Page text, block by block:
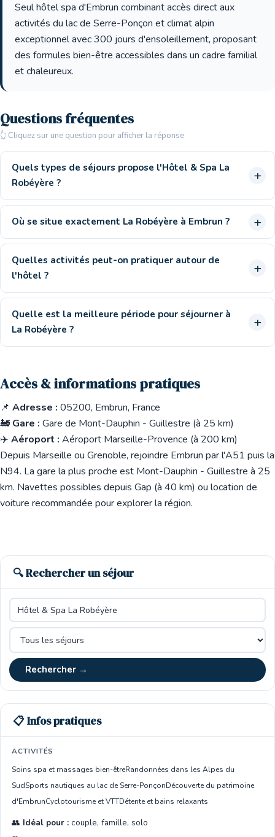
Seul hôtel spa d'Embrun combinant accès direct aux
activités du lac de Serre-Ponçon et climat alpin
exceptionnel avec 300 jours d'ensoleillement, proposant
des formules bien-être accessibles dans un cadre familial
et chaleureux.
Questions fréquentes
👆 Cliquez sur une question pour afficher la réponse
Quels types de séjours propose l'Hôtel & Spa La
Robéyère ?
Où se situe exactement La Robéyère à Embrun ?
Quelles activités peut-on pratiquer autour de
l'hôtel ?
Quelle est la meilleure période pour séjourner à
La Robéyère ?
Accès & informations pratiques
📌 Adresse : 05200, Embrun, France
🚂 Gare : Gare de Mont-Dauphin - Guillestre (à 25 km)
✈️ Aéroport : Aéroport Marseille-Provence (à 200 km)
Depuis Marseille ou Grenoble, rejoindre Embrun par l'A51 puis la
N94. La gare la plus proche est Mont-Dauphin - Guillestre à 25
km. Navettes possibles depuis Gap (à 40 km) ou location de
voiture recommandée pour explorer la région.
🔍 Rechercher un séjour
Rechercher →
📋 Infos pratiques
ACTIVITÉS
Soins spa et massages bien-êtreRandonnées dans les Alpes du
SudSports nautiques au lac de Serre-PonçonDécouverte du patrimoine
d'EmbrunCyclotourisme et VTTDétente et bains relaxants
👥 Idéal pour : couple, famille, solo